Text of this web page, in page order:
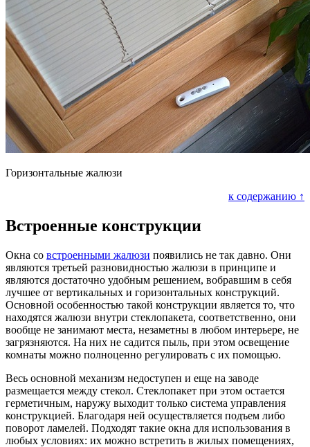
Горизонтальные жалюзи
к содержанию ↑
Встроенные конструкции
Окна со встроенными жалюзи появились не так давно. Они
являются третьей разновидностью жалюзи в принципе и
являются достаточно удобным решением, вобравшим в себя
лучшее от вертикальных и горизонтальных конструкций.
Основной особенностью такой конструкции является то, что
находятся жалюзи внутри стеклопакета, соответственно, они
вообще не занимают места, незаметны в любом интерьере, не
загрязняются. На них не садится пыль, при этом освещение
комнаты можно полноценно регулировать с их помощью.
Весь основной механизм недоступен и еще на заводе
размещается между стекол. Стеклопакет при этом остается
герметичным, наружу выходит только система управления
конструкцией. Благодаря ней осуществляется подъем либо
поворот ламелей. Подходят такие окна для использования в
любых условиях: их можно встретить в жилых помещениях,